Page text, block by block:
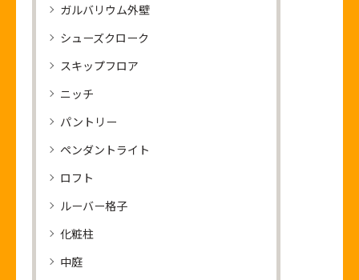
ガルバリウム外壁
シューズクローク
スキップフロア
ニッチ
パントリー
ペンダントライト
ロフト
ルーバー格子
化粧柱
中庭